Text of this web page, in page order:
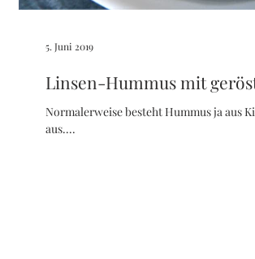
Linsen-Hummus mit
Normalerweise besteht Hummus ja aus
aus....
5. Juni 2019